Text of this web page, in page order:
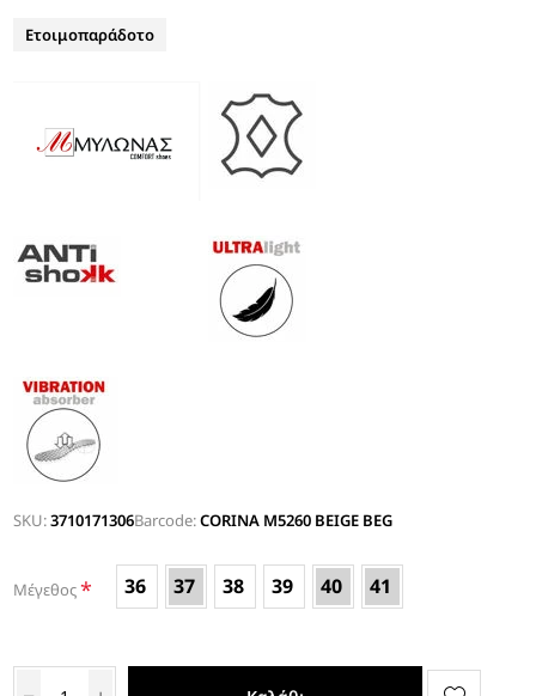
Ετοιμοπαράδοτο
SKU:3710171306Barcode:CORINA M5260 BEIGE BEG
Μέγεθος* 36 37 38 39 40 41